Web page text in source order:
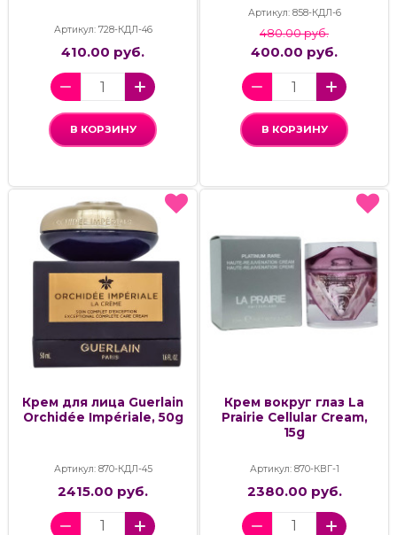
Артикул: 728-КДЛ-46
410.00 руб.
В КОРЗИНУ
Артикул: 858-КДЛ-6
480.00 руб.
400.00 руб.
В КОРЗИНУ
Крем для лица Guerlain
Orchidée Impériale, 50g
Артикул: 870-КДЛ-45
2415.00 руб.
Крем вокруг глаз La
Prairie Cellular Cream,
15g
Артикул: 870-КВГ-1
2380.00 руб.